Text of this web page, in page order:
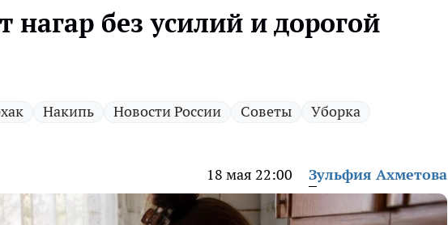
нагар без усилий и дорогой
Накипь Новости России Советы Уборка
18 мая 22:00 Зульфия Ахметова